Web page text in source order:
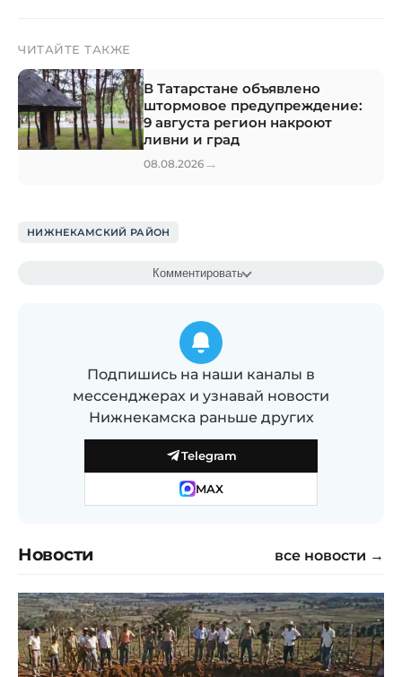
ЧИТАЙТЕ ТАКЖЕ
В Татарстане объявлено
штормовое предупреждение:
9 августа регион накроют
ливни и град
08.08.2026 →
НИЖНЕКАМСКИЙ РАЙОН
Комментировать
Подпишись на наши каналы в
мессенджерах и узнавай новости
Нижнекамска раньше других
Telegram
MAX
Новости все новости →